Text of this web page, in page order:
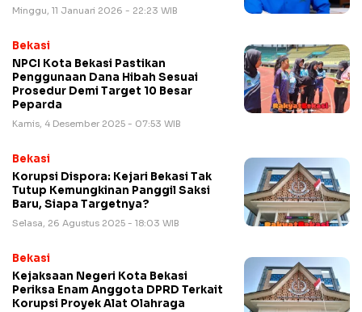
Minggu, 11 Januari 2026 - 22:23 WIB
Bekasi
NPCI Kota Bekasi Pastikan
Penggunaan Dana Hibah Sesuai
Prosedur Demi Target 10 Besar
Peparda
Kamis, 4 Desember 2025 - 07:53 WIB
Bekasi
Korupsi Dispora: Kejari Bekasi Tak
Tutup Kemungkinan Panggil Saksi
Baru, Siapa Targetnya?
Selasa, 26 Agustus 2025 - 18:03 WIB
Bekasi
Kejaksaan Negeri Kota Bekasi
Periksa Enam Anggota DPRD Terkait
Korupsi Proyek Alat Olahraga